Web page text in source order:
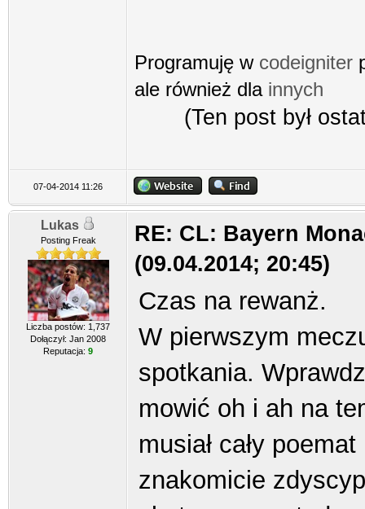
Programuję w codeigniter
ale również dla innych
(Ten post był
07-04-2014 11:26
Lukas
Posting Freak
Liczba postów: 1,737
Dołączył: Jan 2008
Reputacja: 9
RE: CL: Bayern
(09.04.2014; 20:45)
Czas na rewanż.
W pierwszym
spotkania.
mowić oh i ah na
musiał cały
znakomicie